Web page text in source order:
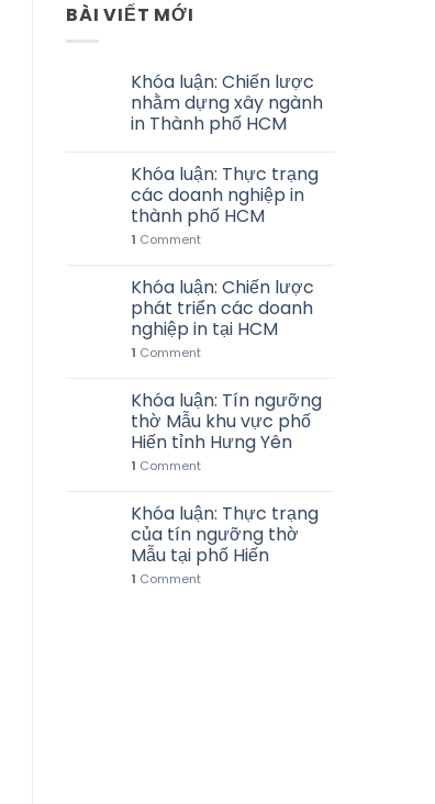
BÀI VIẾT MỚI
Khóa luận: Chiến lược
nhằm dựng xây ngành
in Thành phố HCM
Khóa luận: Thực trạng
các doanh nghiệp in
thành phố HCM
1 Comment
Khóa luận: Chiến lược
phát triển các doanh
nghiệp in tại HCM
1 Comment
Khóa luận: Tín ngưỡng
thờ Mẫu khu vực phố
Hiến tỉnh Hưng Yên
1 Comment
Khóa luận: Thực trạng
của tín ngưỡng thờ
Mẫu tại phố Hiến
1 Comment